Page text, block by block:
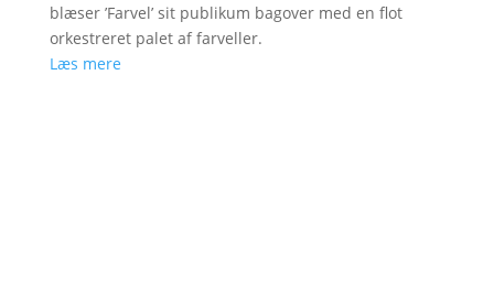
blæser ’Farvel’ sit publikum bagover med en flot
orkestreret palet af farveller.
Læs mere